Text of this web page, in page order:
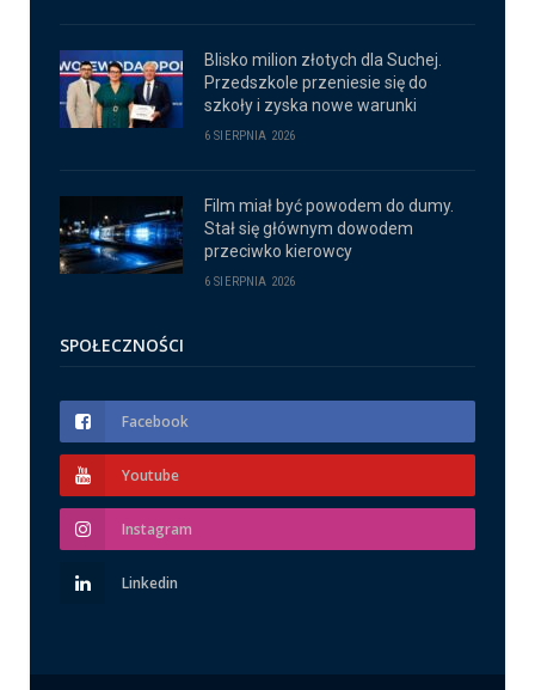
Blisko milion złotych dla Suchej.
Przedszkole przeniesie się do
szkoły i zyska nowe warunki
6 SIERPNIA 2026
Film miał być powodem do dumy.
Stał się głównym dowodem
przeciwko kierowcy
6 SIERPNIA 2026
SPOŁECZNOŚCI
Facebook
Youtube
Instagram
Linkedin